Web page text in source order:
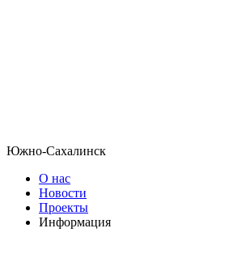
Южно-Сахалинск
О нас
Новости
Проекты
Информация